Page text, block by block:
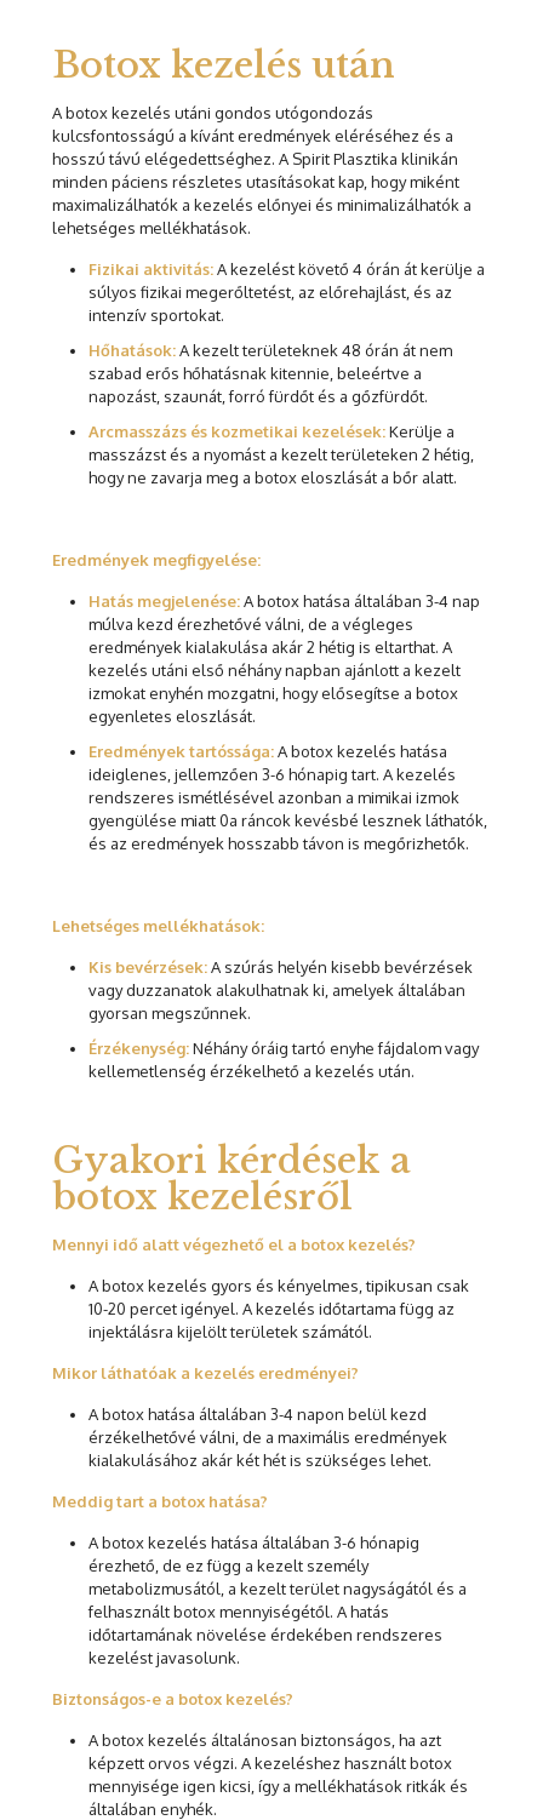
Botox kezelés után
A botox kezelés utáni gondos utógondozás
kulcsfontosságú a kívánt eredmények eléréséhez és a
hosszú távú elégedettséghez. A Spirit Plasztika klinikán
minden páciens részletes utasításokat kap, hogy miként
maximalizálhatók a kezelés előnyei és minimalizálhatók a
lehetséges mellékhatások.
Fizikai aktivitás:A kezelést követő 4 órán át kerülje a
súlyos fizikai megerőltetést, az előrehajlást, és az
intenzív sportokat.
Hőhatások:A kezelt területeknek 48 órán át nem
szabad erős hőhatásnak kitennie, beleértve a
napozást, szaunát, forró fürdőt és a gőzfürdőt.
Arcmasszázs és kozmetikai kezelések:Kerülje a
masszázst és a nyomást a kezelt területeken 2 hétig,
hogy ne zavarja meg a botox eloszlását a bőr alatt.
Eredmények megfigyelése:
Hatás megjelenése:A botox hatása általában 3-4 nap
múlva kezd érezhetővé válni, de a végleges
eredmények kialakulása akár 2 hétig is eltarthat. A
kezelés utáni első néhány napban ajánlott a kezelt
izmokat enyhén mozgatni, hogy elősegítse a botox
egyenletes eloszlását.
Eredmények tartóssága:A botox kezelés hatása
ideiglenes, jellemzően 3-6 hónapig tart. A kezelés
rendszeres ismétlésével azonban a mimikai izmok
gyengülése miatt 0a ráncok kevésbé lesznek láthatók,
és az eredmények hosszabb távon is megőrizhetők.
Lehetséges mellékhatások:
Kis bevérzések:A szúrás helyén kisebb bevérzések
vagy duzzanatok alakulhatnak ki, amelyek általában
gyorsan megszűnnek.
Érzékenység:Néhány óráig tartó enyhe fájdalom vagy
kellemetlenség érzékelhető a kezelés után.
Gyakori kérdések a
botox kezelésről
Mennyi idő alatt végezhető el a botox kezelés?
A botox kezelés gyors és kényelmes, tipikusan csak
10-20 percet igényel. A kezelés időtartama függ az
injektálásra kijelölt területek számától.
Mikor láthatóak a kezelés eredményei?
A botox hatása általában 3-4 napon belül kezd
érzékelhetővé válni, de a maximális eredmények
kialakulásához akár két hét is szükséges lehet.
Meddig tart a botox hatása?
A botox kezelés hatása általában 3-6 hónapig
érezhető, de ez függ a kezelt személy
metabolizmusától, a kezelt terület nagyságától és a
felhasznált botox mennyiségétől. A hatás
időtartamának növelése érdekében rendszeres
kezelést javasolunk.
Biztonságos-e a botox kezelés?
A botox kezelés általánosan biztonságos, ha azt
képzett orvos végzi. A kezeléshez használt botox
mennyisége igen kicsi, így a mellékhatások ritkák és
általában enyhék.